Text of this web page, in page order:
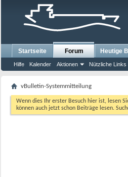
Startseite Forum
Hilfe Kalender Aktionen Nützliche Links
Heutige
vBulletin-Systemmitteilung
Wenn dies Ihr erster Besuch hier ist, lesen
können auch jetzt schon Beiträge lesen.